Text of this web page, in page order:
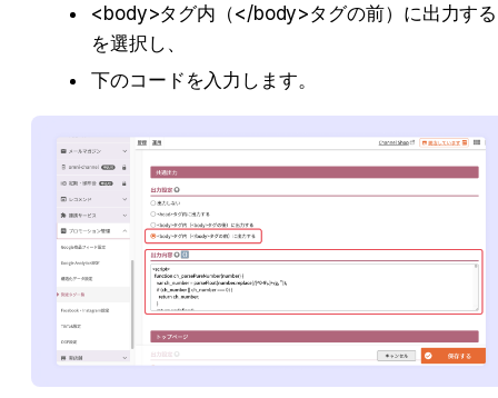
<body>タグ内（</body>タグの前）に出力する
を選択し、
下のコードを入力します。